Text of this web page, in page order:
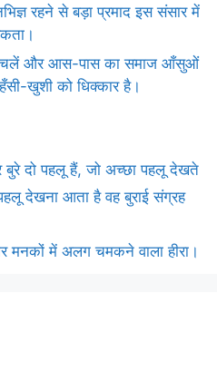
रहने से बड़ा प्रमाद इस संसार में
चलें और आस-पास का समाज आँसुओं
खुशी को धिक्कार है।
दो पहलू हैं, जो अच्छा पहलू देखते
देखना आता है वह बुराई संग्रह
मनकों में अलग चमकने वाला हीरा।